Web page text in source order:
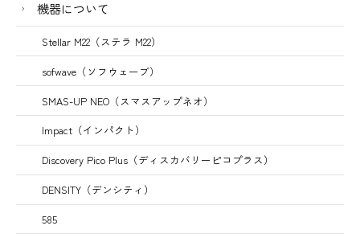
機器について
Stellar M22（ステラ M22）
sofwave（ソフウェーブ）
SMAS-UP NEO（スマスアップネオ）
Impact（インパクト）
Discovery Pico Plus（ディスカバリーピコプラス）
DENSITY（デンシティ）
585